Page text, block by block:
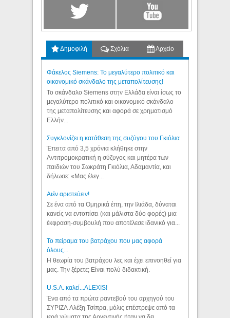
Δημοφιλή Σχόλια Αρχείο
Φάκελος Siemens: Το μεγαλύτερο πολιτικό και
οικονομικό σκάνδαλο της μεταπολίτευσης!
Το σκάνδαλο Siemens στην Ελλάδα είναι ίσως το
μεγαλύτερο πολιτικό και οικονομικό σκάνδαλο
της μεταπολίτευσης και αφορά σε χρηματισμό
Ελλήν...
Συγκλονίζει η κατάθεση της συζύγου του Γκιόλια
Έπειτα από 3,5 χρόνια κλήθηκε στην
Αντιτρομοκρατική η σύζυγος και μητέρα των
παιδιών του Σωκράτη Γκιόλια, Αδαμαντία, και
δήλωσε: «Μας έλεγ...
Aιέν αριστεύειν!
Σε ένα από τα Ομηρικά έπη, την Ιλιάδα, δύναται
κανείς να εντοπίσει (και μάλιστα δύο φορές) μια
έκφραση-συμβουλή που αποτέλεσε ιδανικό για...
Το πείραμα του βατράχου που μας αφορά
όλους...
Η θεωρία του βατράχου λες και έχει επινοηθεί για
μας. Την ξέρετε; Είναι πολύ διδακτική.
U.S.A. καλεί...ALEXIS!
Ένα από τα πρώτα ραντεβού του αρχηγού του
ΣΥΡΙΖΑ Αλέξη Τσίπρα, μόλις επέστρεψε από τα